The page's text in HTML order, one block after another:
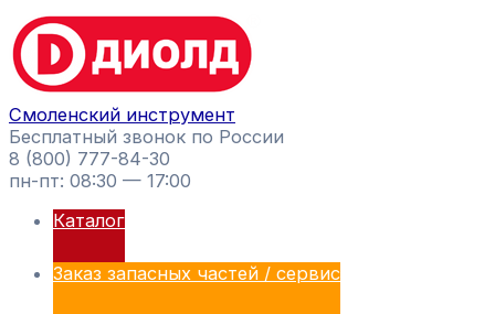
Перейти
к
содержимому
Смоленский инструмент
Бесплатный звонок по России
8 (800) 777-84-30
пн-пт: 08:30 — 17:00
Каталог
Заказ запасных частей / сервис
Поиск
товаров